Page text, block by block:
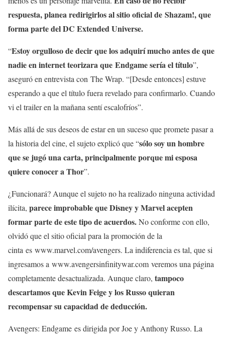
respuesta, planea redirigirlos al sitio oficial de Shazam!, que
forma parte del DC Extended Universe.
“Estoy orgulloso de decir que los adquirí mucho antes de que
nadie en internet teorizara que Endgame sería el título”,
aseguró en entrevista con The Wrap. “[Desde entonces] estuve
esperando a que el título fuera revelado para confirmarlo. Cuando
vi el trailer en la mañana sentí escalofríos”.
Más allá de sus deseos de estar en un suceso que promete pasar a
la historia del cine, el sujeto explicó que “sólo soy un hombre
que se jugó una carta, principalmente porque mi esposa
quiere conocer a Thor”.
¿Funcionará? Aunque el sujeto no ha realizado ninguna actividad
ilícita, parece improbable que Disney y Marvel acepten
formar parte de este tipo de acuerdos.No conforme con ello,
olvidó que el sitio oficial para la promoción de la
cinta es www.marvel.com/avengers. La indiferencia es tal, que si
ingresamos a www.avengersinfinitywar.com veremos una página
completamente desactualizada. Aunque claro, tampoco
descartamos que Kevin Feige y los Russo quieran
recompensar su capacidad de deducción.
Avengers: Endgame es dirigida por Joe y Anthony Russo. La